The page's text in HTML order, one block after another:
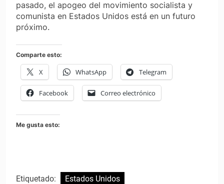
pasado, el apogeo del movimiento socialista y
comunista en Estados Unidos está en un futuro
próximo.
Comparte esto:
X WhatsApp Telegram
Facebook Correo electrónico
Me gusta esto:
Etiquetado: Estados Unidos